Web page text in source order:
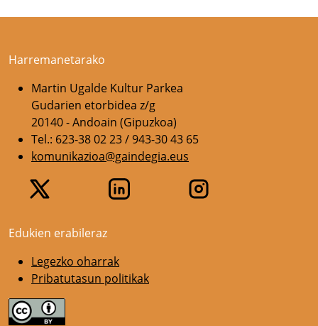
Harremanetarako
Martin Ugalde Kultur Parkea
Gudarien etorbidea z/g
20140 - Andoain (Gipuzkoa)
Tel.: 623-38 02 23 / 943-30 43 65
komunikazioa@gaindegia.eus
Edukien erabileraz
Legezko oharrak
Pribatutasun politikak